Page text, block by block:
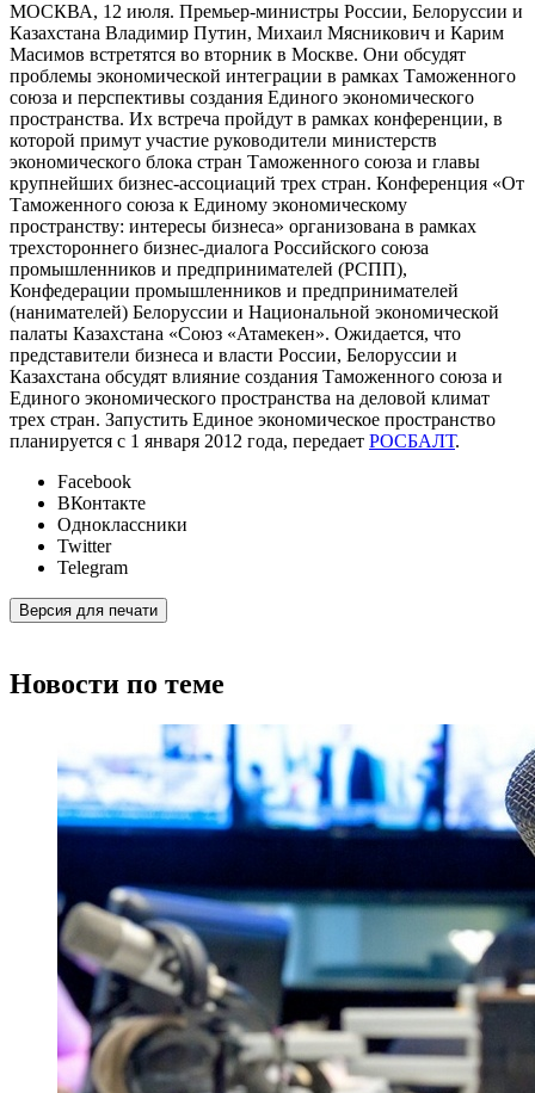
МОСКВА, 12 июля. Премьер-министры России, Белоруссии и
Казахстана Владимир Путин, Михаил Мясникович и Карим
Масимов встретятся во вторник в Москве. Они обсудят
проблемы экономической интеграции в рамках Таможенного
союза и перспективы создания Единого экономического
пространства. Их встреча пройдут в рамках конференции, в
которой примут участие руководители министерств
экономического блока стран Таможенного союза и главы
крупнейших бизнес-ассоциаций трех стран. Конференция «От
Таможенного союза к Единому экономическому
пространству: интересы бизнеса» организована в рамках
трехстороннего бизнес-диалога Российского союза
промышленников и предпринимателей (РСПП),
Конфедерации промышленников и предпринимателей
(нанимателей) Белоруссии и Национальной экономической
палаты Казахстана «Союз «Атамекен». Ожидается, что
представители бизнеса и власти России, Белоруссии и
Казахстана обсудят влияние создания Таможенного союза и
Единого экономического пространства на деловой климат
трех стран. Запустить Единое экономическое пространство
планируется с 1 января 2012 года, передает РОСБАЛТ.
Facebook
ВКонтакте
Одноклассники
Twitter
Telegram
Версия для печати
Новости по теме